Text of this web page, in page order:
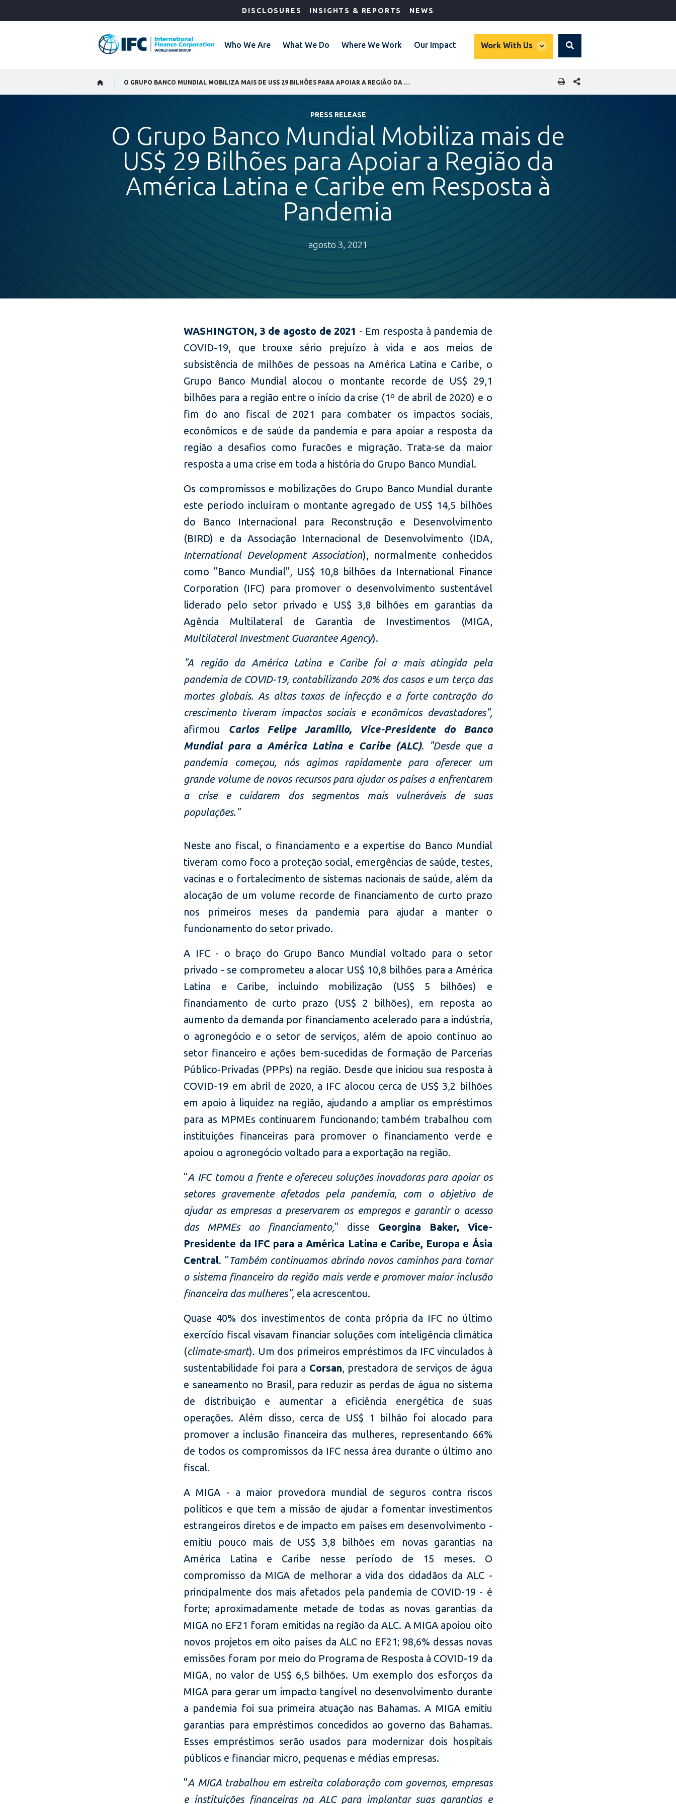
DISCLOSURES INSIGHTS & REPORTS NEWS
Who We Are What We Do Where We Work Our Impact Work With Us
global
Search
SHARE THIS PAGE
PRESS RELEASE
O Grupo Banco Mundial Mobiliza mais de
US$ 29 Bilhões para Apoiar a Região da
América Latina e Caribe em Resposta à
Pandemia
agosto 3, 2021
WASHINGTON, 3 de agosto de 2021 - Em resposta à pandemia de
COVID-19, que trouxe sério prejuízo à vida e aos meios de
subsistência de milhões de pessoas na América Latina e Caribe, o
Grupo Banco Mundial alocou o montante recorde de US$ 29,1
bilhões para a região entre o início da crise (1º de abril de 2020) e o
fim do ano fiscal de 2021 para combater os impactos sociais,
econômicos e de saúde da pandemia e para apoiar a resposta da
região a desafios como furacões e migração. Trata-se da maior
resposta a uma crise em toda a história do Grupo Banco Mundial.
Os compromissos e mobilizações do Grupo Banco Mundial durante
este período incluíram o montante agregado de US$ 14,5 bilhões
do Banco Internacional para Reconstrução e Desenvolvimento
(BIRD) e da Associação Internacional de Desenvolvimento (IDA,
International Development Association), normalmente conhecidos
como "Banco Mundial", US$ 10,8 bilhões da International Finance
Corporation (IFC) para promover o desenvolvimento sustentável
liderado pelo setor privado e US$ 3,8 bilhões em garantias da
Agência Multilateral de Garantia de Investimentos (MIGA,
Multilateral Investment Guarantee Agency).
"A região da América Latina e Caribe foi a mais atingida pela
pandemia de COVID-19, contabilizando 20% dos casos e um terço das
mortes globais. As altas taxas de infecção e a forte contração do
crescimento tiveram impactos sociais e econômicos devastadores",
afirmou
Carlos Felipe Jaramillo, Vice-Presidente do Banco
Mundial para a América Latina e Caribe (ALC).
"Desde que a
pandemia começou, nós agimos rapidamente para oferecer um
grande volume de novos recursos para ajudar os países a enfrentarem
a crise e cuidarem dos segmentos mais vulneráveis de suas
populações."
Neste ano fiscal, o financiamento e a expertise do Banco Mundial
tiveram como foco a proteção social, emergências de saúde, testes,
vacinas e o fortalecimento de sistemas nacionais de saúde, além da
alocação de um volume recorde de financiamento de curto prazo
nos primeiros meses da pandemia para ajudar a manter o
funcionamento do setor privado.
A IFC - o braço do Grupo Banco Mundial voltado para o setor
privado - se comprometeu a alocar US$ 10,8 bilhões para a América
Latina e Caribe, incluindo mobilização (US$ 5 bilhões) e
financiamento de curto prazo (US$ 2 bilhões), em reposta ao
aumento da demanda por financiamento acelerado para a indústria,
o agronegócio e o setor de serviços, além de apoio contínuo ao
setor financeiro e ações bem-sucedidas de formação de Parcerias
Público-Privadas (PPPs) na região. Desde que iniciou sua resposta à
COVID-19 em abril de 2020, a IFC alocou cerca de US$ 3,2 bilhões
em apoio à liquidez na região, ajudando a ampliar os empréstimos
para as MPMEs continuarem funcionando; também trabalhou com
instituições financeiras para promover o financiamento verde e
apoiou o agronegócio voltado para a exportação na região.
"A IFC tomou a frente e ofereceu soluções inovadoras para apoiar os
setores gravemente afetados pela pandemia, com o objetivo de
ajudar as empresas a preservarem os empregos e garantir o acesso
das MPMEs ao financiamento," disse Georgina Baker, Vice-
Presidente da IFC para a América Latina e Caribe, Europa e Ásia
Central. "Também continuamos abrindo novos caminhos para tornar
o sistema financeiro da região mais verde e promover maior inclusão
financeira das mulheres", ela acrescentou.
Quase 40% dos investimentos de conta própria da IFC no último
exercício fiscal visavam financiar soluções com inteligência climática
(climate-smart). Um dos primeiros empréstimos da IFC vinculados à
sustentabilidade foi para a Corsan, prestadora de serviços de água
e saneamento no Brasil, para reduzir as perdas de água no sistema
de distribuição e aumentar a eficiência energética de suas
operações. Além disso, cerca de US$ 1 bilhão foi alocado para
promover a inclusão financeira das mulheres, representando 66%
de todos os compromissos da IFC nessa área durante o último ano
fiscal.
A MIGA - a maior provedora mundial de seguros contra riscos
políticos e que tem a missão de ajudar a fomentar investimentos
estrangeiros diretos e de impacto em países em desenvolvimento -
emitiu pouco mais de US$ 3,8 bilhões em novas garantias na
América Latina e Caribe nesse período de 15 meses. O
compromisso da MIGA de melhorar a vida dos cidadãos da ALC -
principalmente dos mais afetados pela pandemia de COVID-19 - é
forte; aproximadamente metade de todas as novas garantias da
MIGA no EF21 foram emitidas na região da ALC. A MIGA apoiou oito
novos projetos em oito países da ALC no EF21; 98,6% dessas novas
emissões foram por meio do Programa de Resposta à COVID-19 da
MIGA, no valor de US$ 6,5 bilhões. Um exemplo dos esforços da
MIGA para gerar um impacto tangível no desenvolvimento durante
a pandemia foi sua primeira atuação nas Bahamas. A MIGA emitiu
garantias para empréstimos concedidos ao governo das Bahamas.
Esses empréstimos serão usados para modernizar dois hospitais
públicos e financiar micro, pequenas e médias empresas.
"A MIGA trabalhou em estreita colaboração com governos, empresas
e instituições financeiras na ALC para implantar suas garantias e